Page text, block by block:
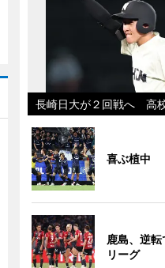
長崎日大が２回戦へ 高
喜ぶ植中
鹿島、逆
リーグ